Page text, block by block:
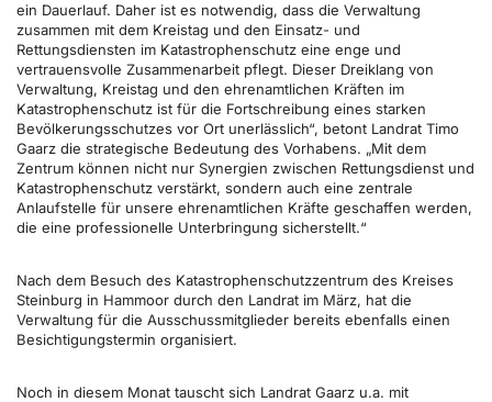
ein Dauerlauf. Daher ist es notwendig, dass die Verwaltung
zusammen mit dem Kreistag und den Einsatz- und
Rettungsdiensten im Katastrophenschutz eine enge und
vertrauensvolle Zusammenarbeit pflegt. Dieser Dreiklang von
Verwaltung, Kreistag und den ehrenamtlichen Kräften im
Katastrophenschutz ist für die Fortschreibung eines starken
Bevölkerungsschutzes vor Ort unerlässlich“, betont Landrat Timo
Gaarz die strategische Bedeutung des Vorhabens. „Mit dem
Zentrum können nicht nur Synergien zwischen Rettungsdienst und
Katastrophenschutz verstärkt, sondern auch eine zentrale
Anlaufstelle für unsere ehrenamtlichen Kräfte geschaffen werden,
die eine professionelle Unterbringung sicherstellt.“
Nach dem Besuch des Katastrophenschutzzentrum des Kreises
Steinburg in Hammoor durch den Landrat im März, hat die
Verwaltung für die Ausschussmitglieder bereits ebenfalls einen
Besichtigungstermin organisiert.
Noch in diesem Monat tauscht sich Landrat Gaarz u.a. mit